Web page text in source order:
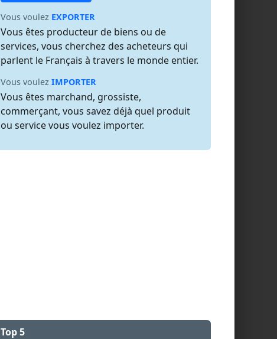
Vous voulez EXPORTER
Vous êtes producteur de biens ou de
services, vous cherchez des acheteurs qui
parlent le Français à travers le monde entier.
Vous voulez IMPORTER
Vous êtes marchand, grossiste,
commerçant, vous savez déjà quel produit
ou service vous voulez importer.
Top 5